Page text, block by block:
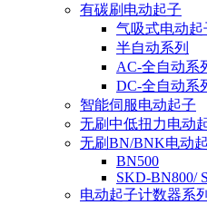
有碳刷电动起子
气吸式电动起
半自动系列
AC-全自动系
DC-全自动系
智能伺服电动起子
无刷中低扭力电动
无刷BN/BNK电动
BN500
SKD-BN800/
电动起子计数器系列